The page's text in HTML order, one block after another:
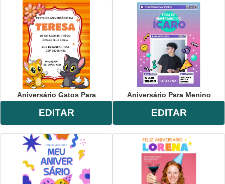
Aniversário Gatos Para
EDITAR
Aniversário Para Menino
EDITAR